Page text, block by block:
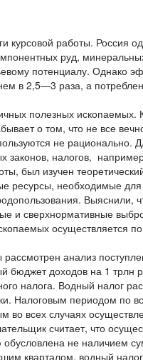
курсовой работы. Россия
руд,
потенциалу. Однако
в 2,5—3 раза, а
полезных
о том, что не все
не рационально.
законов, налогов,
был изучен
ресурсы, необходимые
Выяснили,
и сверхнормативные
осуществляется
анализ
бюджет доходов на 1 трлн
налога. Водный налог
Налоговым периодом по
во всех случаях
считает, что
не наличием
кварталом, водный